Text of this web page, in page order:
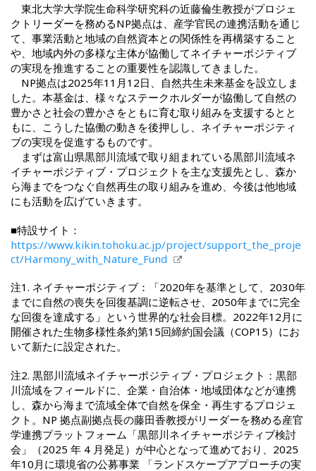
東北大学大学院生命科学研究科の近藤倫生教授がプロジェ
クトリーダーを務めるNP拠点は、産学官民の連携活動を通じ
て、事業活動と地域の自然資本との関係性を再構築すること
や、地域内外の多様な主体が協働してネイチャーポジティブ
の実現を推進することの重要性を認識してきました。
NP拠点は2025年11月12日、自然共生未来基金を設立しま
した。本基金は、様々なステークホルダーが協働して自然の
豊かさと社会の豊かさをともに育む取り組みを支援するとと
もに、こうした協働の動きを後押しし、ネイチャーポジティ
ブの実現を促進するものです。
まずは富山県黒部川流域で取り組まれている黒部川流域ネ
イチャーポジティブ・プロジェクトを主な支援先とし、森か
ら海までをつなぐ自然再生の取り組みを進め、今後は他地域
にも活動を広げていきます。
■特設サイト：
https://www.kikin.tohoku.ac.jp/project/support_the_proje
ct/Harmony_with_Nature_Fund
注1. ネイチャーポジティブ：「2020年を基準として、2030年
までに自然の喪失を回復基調に逆転させ、2050年までに完全
な回復を達成する」という世界的な社会目標。2022年12月に
開催された生物多様性条約第15回締約国会議（COP15）にお
いて新たに設定された。
注2. 黒部川流域ネイチャーポジティブ・プロジェクト：黒部
川流域をフィールドに、企業・自治体・地域団体などが連携
し、森から海まで流域全体で自然を保全・再生するプロジェ
クト。NP 拠点副拠点長の藤田香教授がリーダーを務める産官
学連携プラットフォーム「黒部川ネイチャーポジティブ検討
会」（2025 年 4 月発足）が中心となって進めており、2025
年10月に環境省の公募事業 「ランドスケープアプローチの実